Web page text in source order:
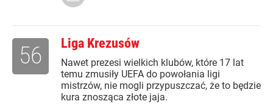
Liga Krezusów
Nawet prezesi wielkich klubów, które 17 lat
temu zmusiły UEFA do powołania ligi
mistrzów, nie mogli przypuszczać, że to będzie
kura znosząca złote jaja.
56